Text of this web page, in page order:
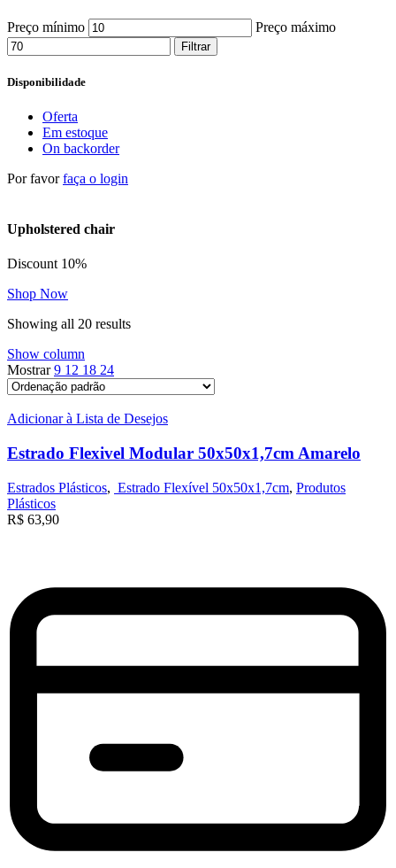
Preço mínimo Preço máximo
Filtrar
Disponibilidade
Oferta
Em estoque
On backorder
Por favorfaça o login
Upholstered chair
Discount 10%
Shop Now
Showing all 20 results
Show column
Mostrar9 12 18 24
Adicionar à Lista de Desejos
Estrado Flexivel Modular 50x50x1,7cm Amarelo
Estrados Plásticos, Estrado Flexível 50x50x1,7cm, Produtos
Plásticos
R$ 63,90